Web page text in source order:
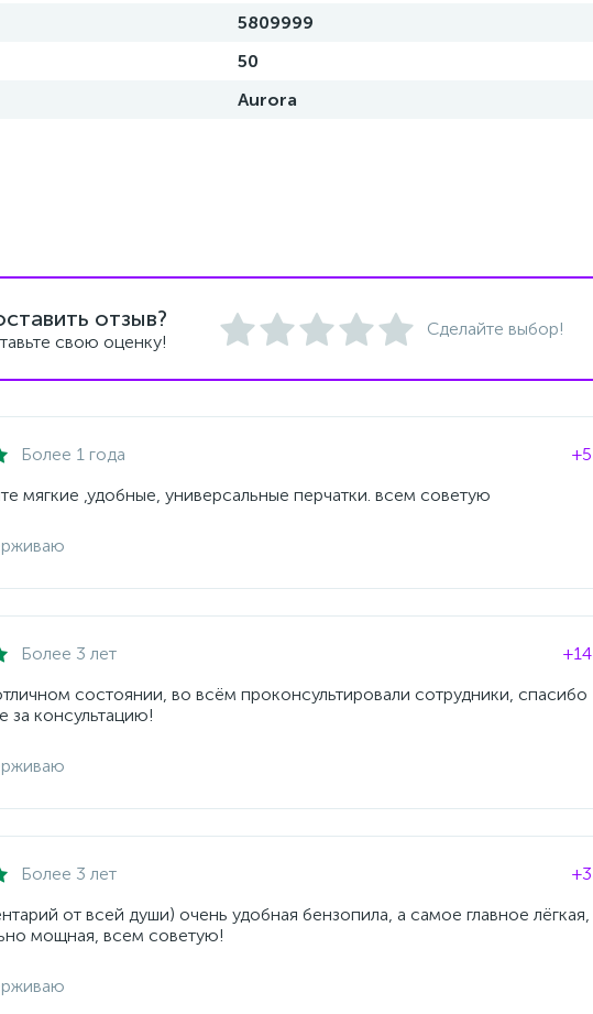
5809999
50
Aurora
отзыв?
свою оценку!
Сделайте выбор!
Более 1 года
+5
мягкие ,удобные, универсальные перчатки. всем советую
Более 3 лет
+14
состоянии, во всём проконсультировали сотрудники, спасибо
за консультацию!
Более 3 лет
+3
от всей души) очень удобная бензопила, а самое главное лёгкая,
мощная, всем советую!